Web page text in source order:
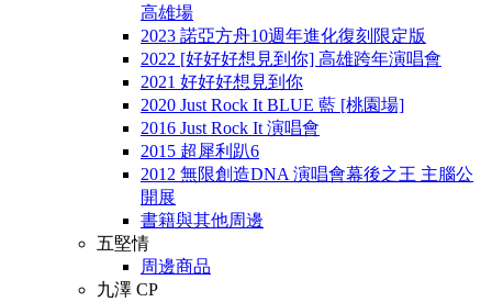
高雄場
2023 諾亞方舟10週年進化復刻限定版
2022 [好好好想見到你] 高雄跨年演唱會
2021 好好好想見到你
2020 Just Rock It BLUE 藍 [桃園場]
2016 Just Rock It 演唱會
2015 超犀利趴6
2012 無限創造DNA 演唱會幕後之王 主腦公
開展
書籍與其他周邊
五堅情
周邊商品
九澤 CP